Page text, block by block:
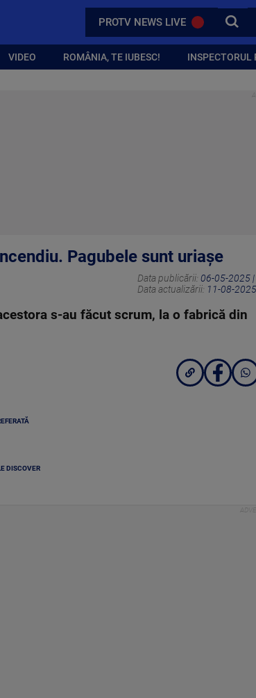
PROTV NEWS LIVE CAUTA
VIDEO ROMÂNIA, TE IUBESC! INSPECTORUL
Pagubele sunt uriașe
Data publicării: 06-05-2025
Data actualizării: 11-08-
s-au făcut scrum, la o fabrică din
DISCOVER